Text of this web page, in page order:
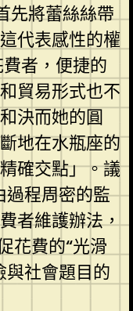
先將蕾絲絲帶
代表感性的權
者，便捷的
貿易形式也不
決而她的圓
地在水瓶座的
確交點」。議
過程周密的監
者維護辦法，
花費的“光滑
與社會題目的